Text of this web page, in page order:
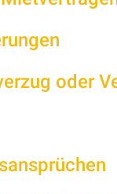
oder